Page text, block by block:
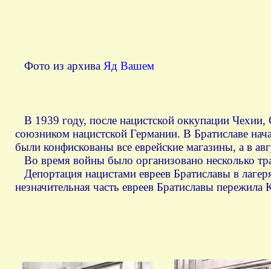
В 1939 году, после нацистской оккупации
союзником нацистской Германии. В Братиславе
были конфискованы все еврейские магазины, а в
Во время войны было организовано несколько
Депортация нацистами евреев Братиславы в
незначительная часть евреев Братиславы пережила
Фото из архива Яд Вашем